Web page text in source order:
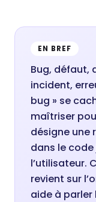
EN BREF
Bug, défaut,
incident,
bug » se
maîtriser
désigne une
dans le code
l’utilisateur.
revient sur
aide à parler